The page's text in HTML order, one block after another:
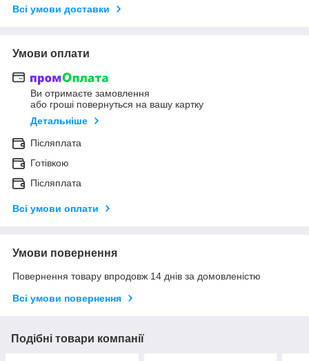
Всі умови доставки
Умови оплати
Ви отримаєте замовлення
або гроші повернуться на вашу картку
Детальніше
Післяплата
Готівкою
Післяплата
Всі умови оплати
Умови повернення
Повернення товару впродовж 14 днів за домовленістю
Всі умови повернення
Подібні товари компанії